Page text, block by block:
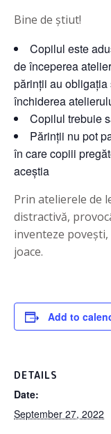
Bine de știut!
Copilul este
de începerea
părinții au
închiderea
Copilul trebuie
Părinții nu pot
în care copiii
aceștia
Prin atelierele de
distractivă,
inventeze
joace.
Add to
DETAILS
Date:
September 27, 2022